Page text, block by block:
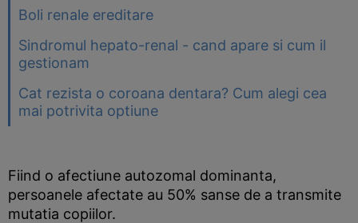
Boli renale ereditare
Sindromul hepato-renal - cand apare si cum il
gestionam
Cat rezista o coroana dentara? Cum alegi cea
mai potrivita optiune
Fiind o afectiune autozomal dominanta,
persoanele afectate au 50% sanse de a transmite
mutatia copiilor.